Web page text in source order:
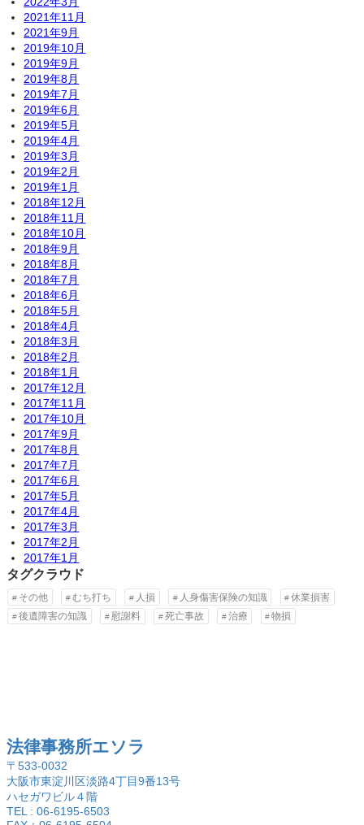
2021年11月
2021年9月
2019年10月
2019年9月
2019年8月
2019年7月
2019年6月
2019年5月
2019年4月
2019年3月
2019年2月
2019年1月
2018年12月
2018年11月
2018年10月
2018年9月
2018年8月
2018年7月
2018年6月
2018年5月
2018年4月
2018年3月
2018年2月
2018年1月
2017年12月
2017年11月
2017年10月
2017年9月
2017年8月
2017年7月
2017年6月
2017年5月
2017年4月
2017年3月
2017年2月
2017年1月
タグクラウド
その他 むち打ち 人損 人身傷害保険の知識
休業損害
後遺障害の知識
慰謝料 死亡事故 治療 物損
法律事務所エソラ
〒533-0032
大阪市東淀川区淡路4丁目9番13号
ハセガワビル４階
TEL : 06-6195-6503